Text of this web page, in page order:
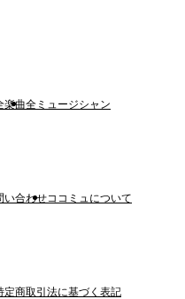
楽曲全ミュージシャン
い合わせココミュについて
定商取引法に基づく表記